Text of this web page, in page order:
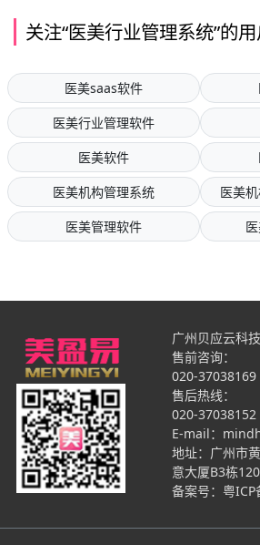
关注“医美行业管理系统”的
医美saas软件
医美行业管理软件
医美软件
医美机构管理系统
医美
医美管理软件
广州贝应云科
售前咨询：
020-37038169
售后热线：
020-37038152
E-mail：
地址：广州市
意大厦B3栋
备案号： 粤ICP